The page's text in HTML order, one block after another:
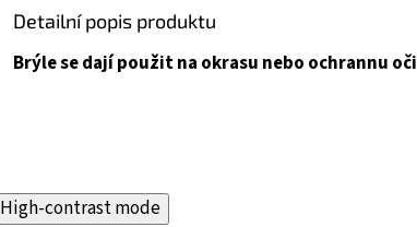
Detailní popis produktu
Brýle se dají použit na okrasu nebo ochrannu oči
High-contrast mode